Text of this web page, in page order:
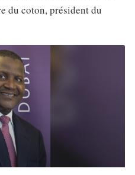
du coton, président du